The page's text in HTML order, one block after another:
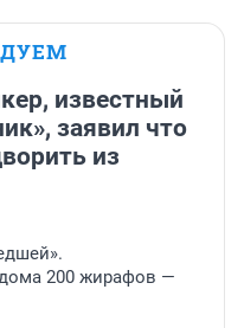
известный
заявил что
из
200 жирафов —